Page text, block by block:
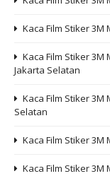
Kaca Film Stiker
Kaca Film Stiker
Jakarta Selatan
Kaca Film Stiker
Selatan
Kaca Film Stiker
Kaca Film Stiker